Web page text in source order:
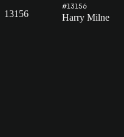
13156
#13156
Harry Milne